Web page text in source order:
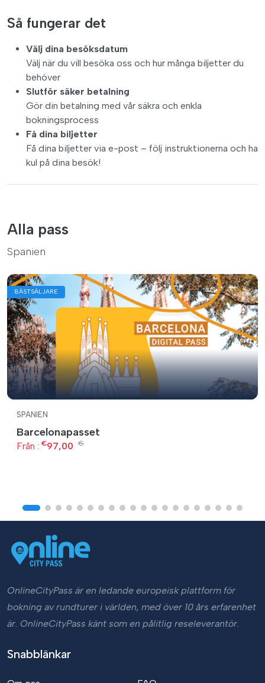
Så fungerar det
Välj dina besöksdatum
Välj när du vill besöka oss och hur många biljetter du
behöver
Slutför säker betalning
Gör din betalning med vår säkra och enkla
bokningsprocess
Få dina biljetter
Få dina biljetter via e-post – följ instruktionerna och ha
kul på dina besök!
Alla pass
Spanien
BÄSTSÄLJARE
SPANIEN
Barcelonapasset
Från : €97,00 €
OnlineCityPass är en ledande europeisk plattform för
bokning av rundturer i världen, med över 10 års erfarenhet
är. OnlineCityPass känt som en pålitlig reseleverantör.
Snabblänkar